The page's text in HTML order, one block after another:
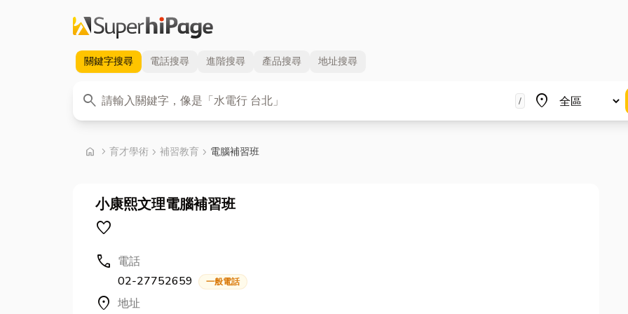
關鍵字搜尋 電話搜尋 進階搜尋 產品搜尋 地址搜尋
search
關鍵字 / place
地區
home chevron_right 首頁
育才學術 chevron_right 補習教育 chevron_right 電腦補習班
小康熙文理電腦補習班
favorite
call 電話
02-27752659
一般電話
location_on 地址